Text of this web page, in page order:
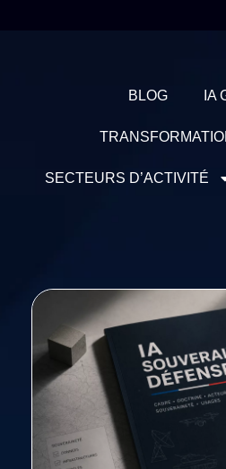
BLOG IA
SECTEURS D’ACTIVITÉ